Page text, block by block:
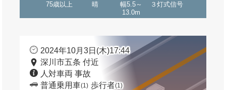
75歳以上 晴
幅5.5～
13.0m
３灯式信号
2024年10月3日(木)17:44
深川市五条 付近
人対車両 事故
普通乗用車(1) 歩行者(1)